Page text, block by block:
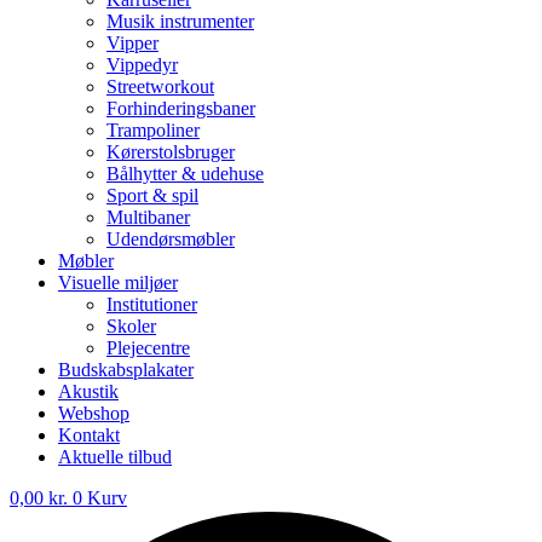
Musik instrumenter
Vipper
Vippedyr
Streetworkout
Forhinderingsbaner
Trampoliner
Kørerstolsbruger
Bålhytter & udehuse
Sport & spil
Multibaner
Udendørsmøbler
Møbler
Visuelle miljøer
Institutioner
Skoler
Plejecentre
Budskabsplakater
Akustik
Webshop
Kontakt
Aktuelle tilbud
0,00 kr. 0 Kurv